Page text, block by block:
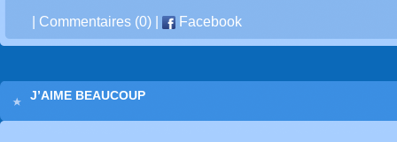
Commentaires (0) Facebook
J’AIME BEAUCOUP